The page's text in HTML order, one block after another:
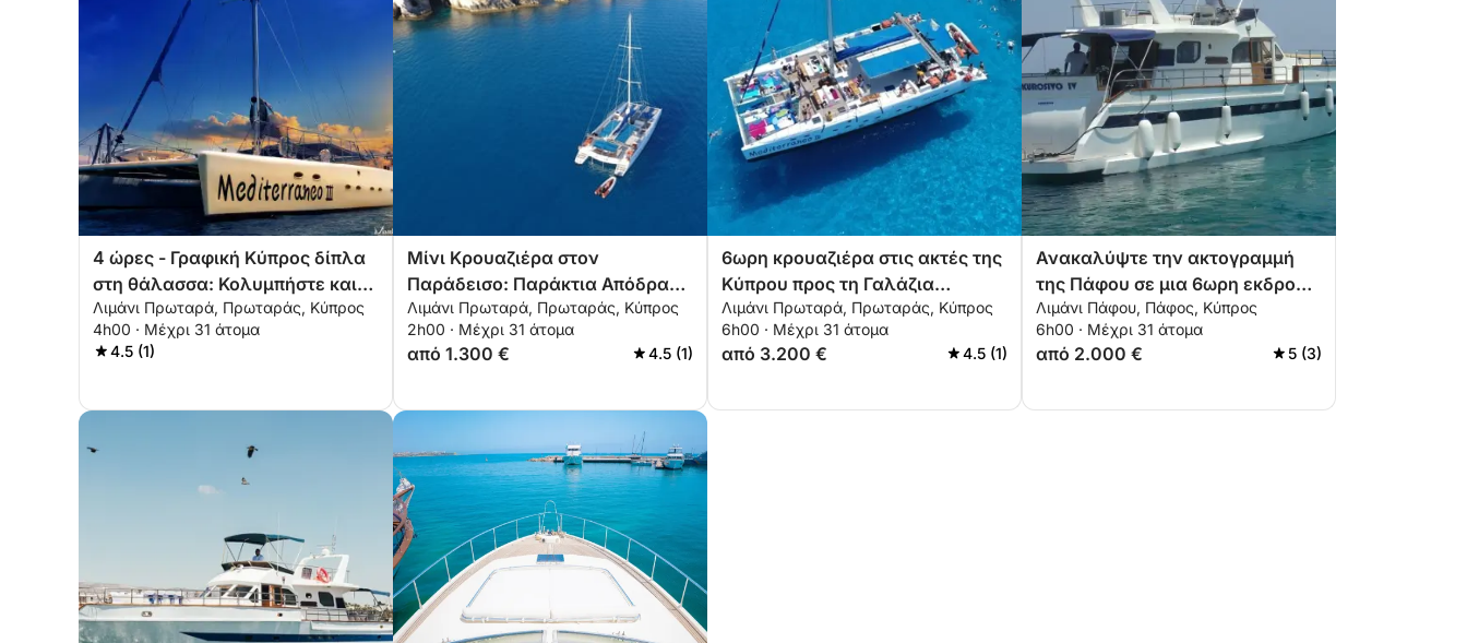
4 ώρες - Γραφική Κύπρος δίπλα
στη θάλασσα: Κολυμπήστε και
χαλαρώστε από τον Πρωταρά
Λιμάνι Πρωταρά, Πρωταράς, Κύπρος
4h00 · Μέχρι 31 άτομα
4.5 (1)
Μίνι Κρουαζιέρα στον
Παράδεισο: Παράκτια Απόδραση
σε 2 Ώρες
Λιμάνι Πρωταρά, Πρωταράς, Κύπρος
2h00 · Μέχρι 31 άτομα
από 1.300 € 4.5 (1)
6ωρη κρουαζιέρα στις ακτές της
Κύπρου προς τη Γαλάζια
Λιμνοθάλασσα
Λιμάνι Πρωταρά, Πρωταράς, Κύπρος
6h00 · Μέχρι 31 άτομα
από 3.200 € 4.5 (1)
Ανακαλύψτε την ακτογραμμή
της Πάφου σε μια 6ωρη εκδρομή
με σκάφος
Λιμάνι Πάφου, Πάφος, Κύπρος
6h00 · Μέχρι 31 άτομα
από 2.000 € 5 (3)